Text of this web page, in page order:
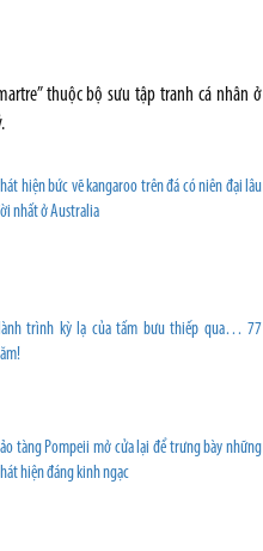
thuộc bộ sưu tập tranh cá nhân ở
hiện bức vẽ kangaroo trên đá có niên đại lâu
nhất ở Australia
trình kỳ lạ của tấm bưu thiếp qua… 77
tàng Pompeii mở cửa lại để trưng bày những
hiện đáng kinh ngạc